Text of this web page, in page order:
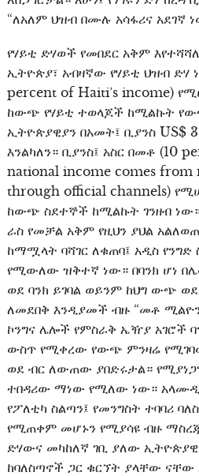
“ለአለም ህዝብ በሙሉ አሳፋሪና አደገኛ
የሃይቲ ድሃወች የመበደር አቅም
ኢትዮጵያ፣ አብዛኛው የሃይቲ ህዝብ ድሃ
percent of Haiti’s income)
ከውጭ የሃይቲ ተወላጆች ከሚልኩት
ኢትዮጵያዊያን በአመት፤ ቢያንስ US$
እንልካለን። ቢያንስ፤ አስር በመቶ (10
national income comes from
through official channels)
ከውጭ ስደተኞች ከሚልኩት ገንዘብ ነው።
ራስ የመቻል አቅም የዚህን ያህል
ከማሟላት ባሻገር ለቁጠባ፤ አዲስ
የሚውለው ዝቅተኛ ነው። በባንክ ሆነ
ወደ ባንክ ይገባል ወይንም ከህግ ውጭ ወደ
ለመደበቅ እንዲያመች ብዙ “መቶ
ኮንግና ሌሎች የምስራቅ ኤዥያ አገሮች
ውስጥ የሚቀረው የውጭ ምንዛሬ የሚገባው
ወደ ብር ለውጠው ያበድሩታል።
ተበዳሪው ማነው የሚለው ነው።
የፖለቲካ ስልጣን፤ የመንግስት ተባባሪ
የሚጠቀም መሆኑን የሚያሳዩ ብዙ
ድሃውና መካከለኛ ገቢ ያለው ኢትዮጵያዊ
ከባለስጣኖች ጋር ቁርኘት ያላቸው ናቸው